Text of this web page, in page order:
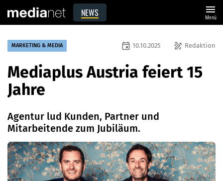
NEWS menu
Menü
MARKETING & MEDIA draw Redaktion
event 10.10.2025
Mediaplus Austria feiert 15
Jahre
Agentur lud Kunden, Partner und
Mitarbeitende zum Jubiläum.